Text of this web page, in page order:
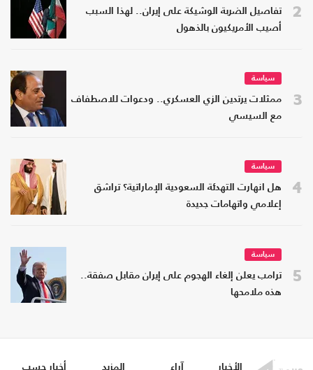
2
تفاصيل الضربة الوشيكة على إيران.. لهذا السبب
أصيب الأمريكيون بالذهول
3
سياسة
ممثلات يرتدين الزي العسكري.. ودعوات للاصطفاف
مع السيسي
4
سياسة
هل انهارت التهدئة السعودية الإماراتية؟ تراشق
إعلامي واتهامات جديدة
5
سياسة
ترامب يعلن إلغاء الهجوم على إيران مقابل صفقة..
هذه ملامحها
الأخبار آراء المزيد أخبار حسب